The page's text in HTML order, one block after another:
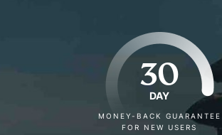
30
DAY
MONEY-BACK GUARANTEE
FOR NEW USERS